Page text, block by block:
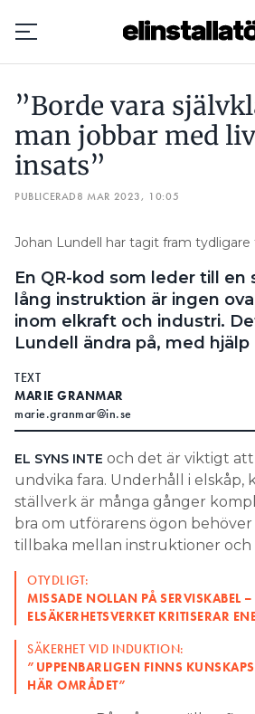
Prenumerera
Hantera
Läs E-tidningen
Om tidningen
Kontakt
Personuppgifter
Search for:
”Borde vara
man jobbar med
insats”
PUBLICERAD8 MAR 2023, 10:05
Johan Lundell har tagit fram tydligare
En QR-kod som leder till en
lång instruktion är ingen
inom elkraft och industri.
Lundell ändra på, med hjälp
TEXT
MARIE GRANMAR
marie.granmar@in.se
EL SYNS INTE och det är viktigt
undvika fara. Underhåll i elskåp,
ställverk är många gånger
bra om utförarens ögon
tillbaka mellan instruktioner
OTYDLIGT:
MISSADE NOLLAN PÅ SERVISKABEL –
ELSÄKERHETSVERKET KRITISERAR
SÄKERHET VID INDUKTION:
”UPPENBARLIGEN FINNS
HÄR OMRÅDET”